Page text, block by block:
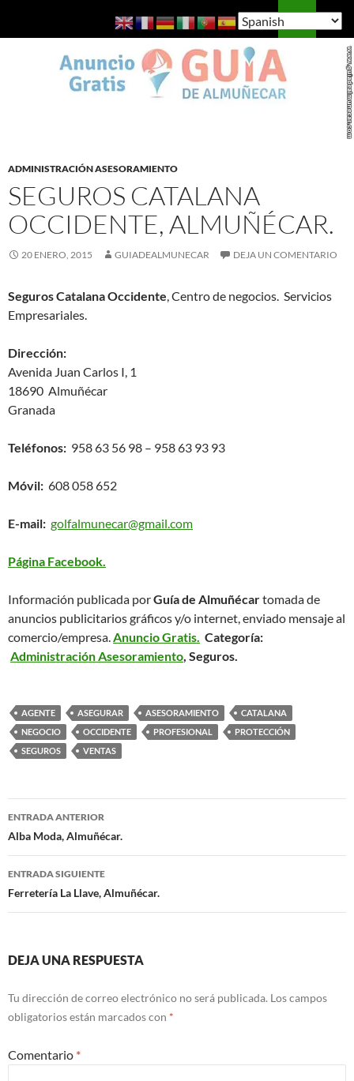
Guía de Almuñécar
MENÚ
ADMINISTRACIÓN ASESORAMIENTO
SEGUROS CATALANA
OCCIDENTE, ALMUÑÉCAR.
20 ENERO, 2015 GUIADEALMUNECAR DEJA UN COMENTARIO
Seguros Catalana Occidente , Centro de negocios. Servicios
Empresariales.
Dirección:
Avenida Juan Carlos I, 1
18690 Almuñécar
Granada
Teléfonos: 958 63 56 98 – 958 63 93 93
Móvil: 608 058 652
E-mail: golfalmunecar@gmail.com
Página Facebook.
Información publicada porGuía de Almuñécartomada de
anuncios publicitarios gráficos y/o internet, enviado mensaje al
comercio/empresa. Anuncio Gratis. Categoría:
Administración Asesoramiento , Seguros.
AGENTE ASEGURAR ASESORAMIENTO
CATALANA
NEGOCIO
OCCIDENTE PROFESIONAL
PROTECCIÓN
SEGUROS
VENTAS
Navegación
de
entradas
ENTRADA ANTERIOR
Alba Moda, Almuñécar.
ENTRADA SIGUIENTE
Ferretería La Llave, Almuñécar.
DEJA UNA RESPUESTA
Tu dirección de correo electrónico no será publicada. Los campos
obligatorios están marcados con *
Comentario *